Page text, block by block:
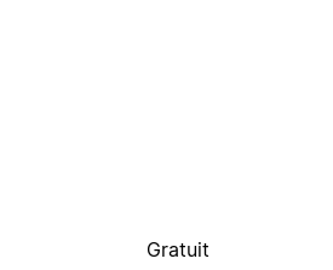
Gratuit